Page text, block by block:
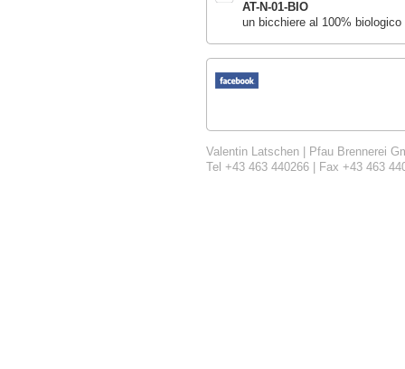
AT-N-01-BIO
un bicchiere al 100% biologico
Valentin Latschen | Pfau Brennerei
Tel +43 463 440266 | Fax +43 463